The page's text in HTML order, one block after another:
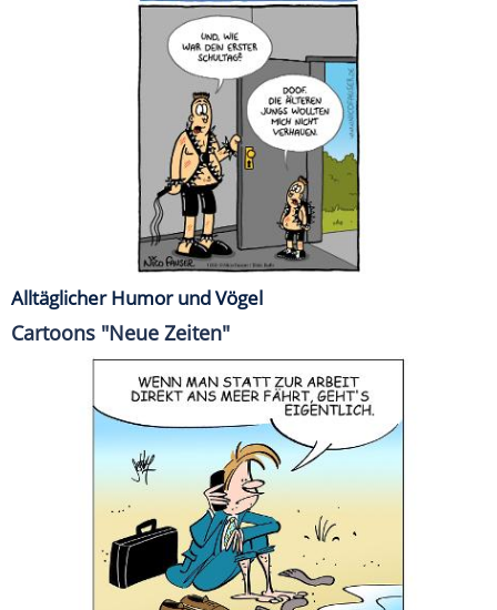
Alltäglicher Humor und Vögel
Cartoons "Neue Zeiten"